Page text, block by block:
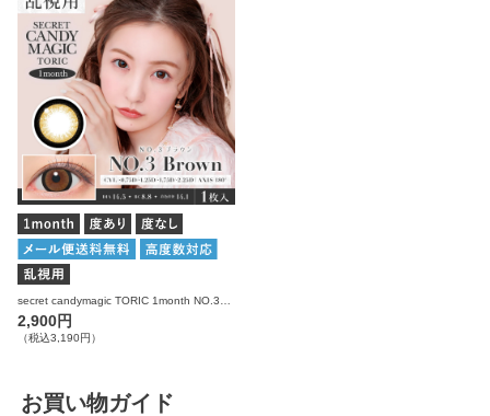
2,900円
（税込3,190円）
お買い物ガイド